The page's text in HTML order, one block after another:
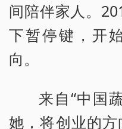
间陪伴家人。
下暂停键，开
向。
来自“中国
她，将创业的方